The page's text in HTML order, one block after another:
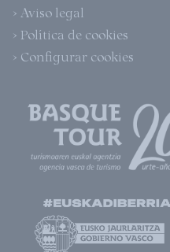
> Aviso legal
> Política de cookies
> Configurar cookies